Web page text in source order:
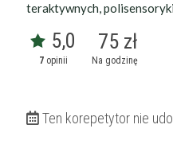
teraktywnych,
5,0
7opinii
75 zł
Na godzinę
Ten korepetytor nie